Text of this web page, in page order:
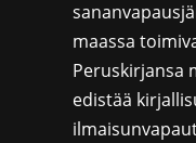
maassa
Peruskirjansa
edistää